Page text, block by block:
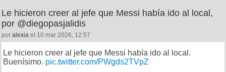
Le hicieron creer al jefe que Messi había ido al local,
por @diegopasjalidis
por alexia el 10 mar 2026, 12:57
Le hicieron creer al jefe que Messi había ido al local.
Buenísimo. pic.twitter.com/PWgds2TVpZ